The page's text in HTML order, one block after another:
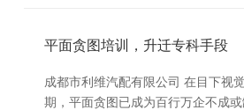
平面贪图培训，升迁专科手段
成都市利维汽配有限公司 在目下视
期，平面贪图已成为百行万企不成